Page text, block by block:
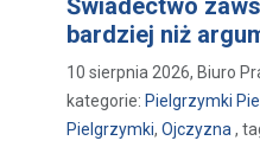
Świadectwo
bardziej niż
10 sierpnia 2026, Biuro
kategorie: Pielgrzymki
Pielgrzymki, Ojczyzna ,